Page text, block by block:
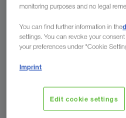
Za
Država
Pronađite osobu za
monitoring purposes and no legal
You can find further information in the
settings. You can revoke your
your preferences under "Cookie
Imprint
Edit cookie settings